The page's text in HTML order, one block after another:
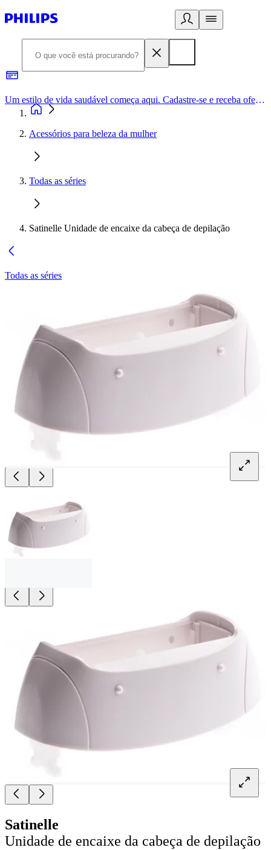
Um estilo de vida saudável começa aqui. Cadastre-se e receba ofertas exclusivas.
Acessórios para beleza da mulher
Todas as séries
Satinelle Unidade de encaixe da cabeça de depilação
Todas as séries
Satinelle
Unidade de encaixe da cabeça de depilação